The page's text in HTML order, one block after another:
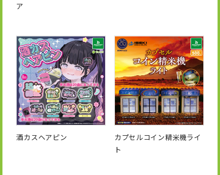
ア
酒カスヘアピン
カプセルコイン精米機ライ
ト